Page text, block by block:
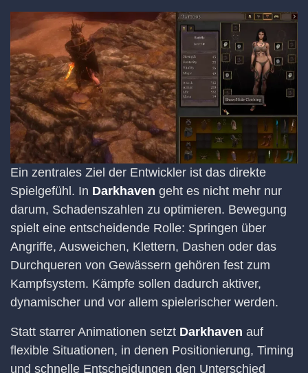
Ein zentrales Ziel der Entwickler ist das direkte
Spielgefühl. In Darkhaven geht es nicht mehr nur
darum, Schadenszahlen zu optimieren. Bewegung
spielt eine entscheidende Rolle: Springen über
Angriffe, Ausweichen, Klettern, Dashen oder das
Durchqueren von Gewässern gehören fest zum
Kampfsystem. Kämpfe sollen dadurch aktiver,
dynamischer und vor allem spielerischer werden.
Statt starrer Animationen setzt Darkhaven auf
flexible Situationen, in denen Positionierung, Timing
und schnelle Entscheidungen den Unterschied